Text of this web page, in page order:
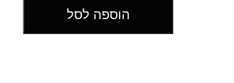
הוספה לסל